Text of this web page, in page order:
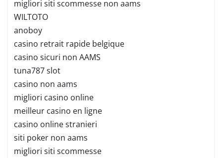
migliori siti scommesse non aams
WILTOTO
anoboy
casino retrait rapide belgique
casino sicuri non AAMS
tuna787 slot
casino non aams
migliori casino online
meilleur casino en ligne
casino online stranieri
siti poker non aams
migliori siti scommesse